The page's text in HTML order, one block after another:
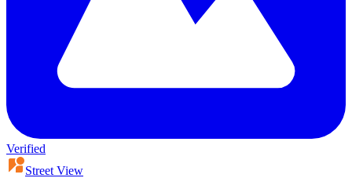
Verified
Street View